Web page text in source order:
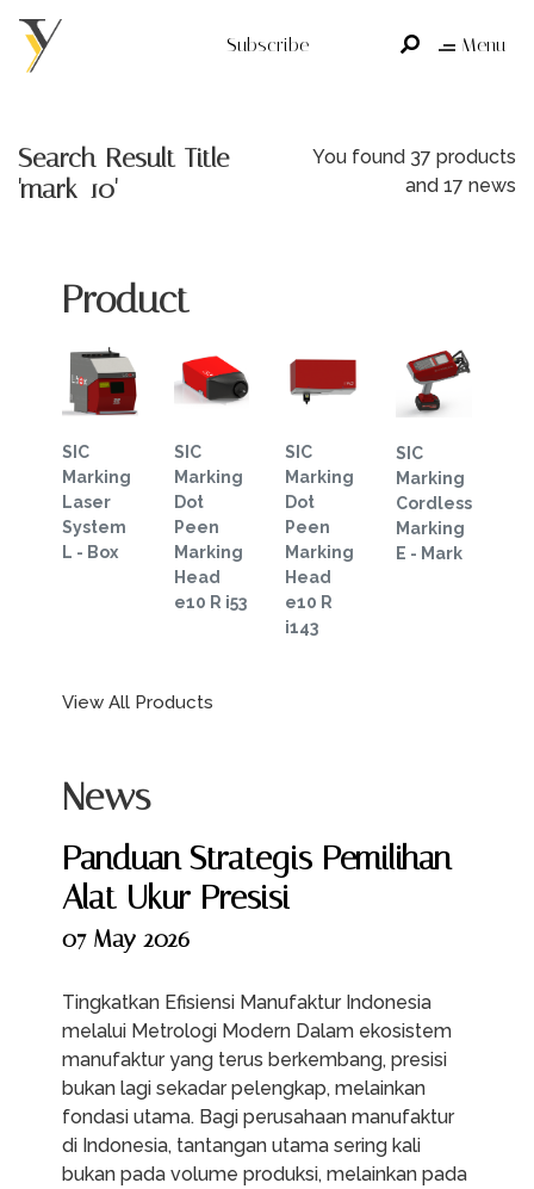
Subscribe Menu
Search Result Title
'mark-10'
You found 37 products
and 17 news
Product
SIC
Marking
Laser
System
L - Box
SIC
Marking
Dot
Peen
Marking
Head
e10 R i53
SIC
Marking
Dot
Peen
Marking
Head
e10 R
i143
SIC
Marking
Cordless
Marking
E - Mark
View All Products
News
Panduan Strategis Pemilihan
Alat Ukur Presisi
07 May 2026
Tingkatkan Efisiensi Manufaktur Indonesia
melalui Metrologi Modern Dalam ekosistem
manufaktur yang terus berkembang, presisi
bukan lagi sekadar pelengkap, melainkan
fondasi utama. Bagi perusahaan manufaktur
di Indonesia, tantangan utama sering kali
bukan pada volume produksi, melainkan pada